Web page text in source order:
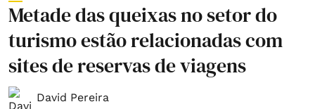
Metade das queixas no setor do
turismo estão relacionadas com
sites de reservas de viagens
David Pereira